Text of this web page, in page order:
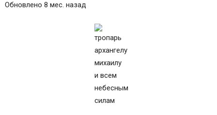
Обновлено 8 мес. назад